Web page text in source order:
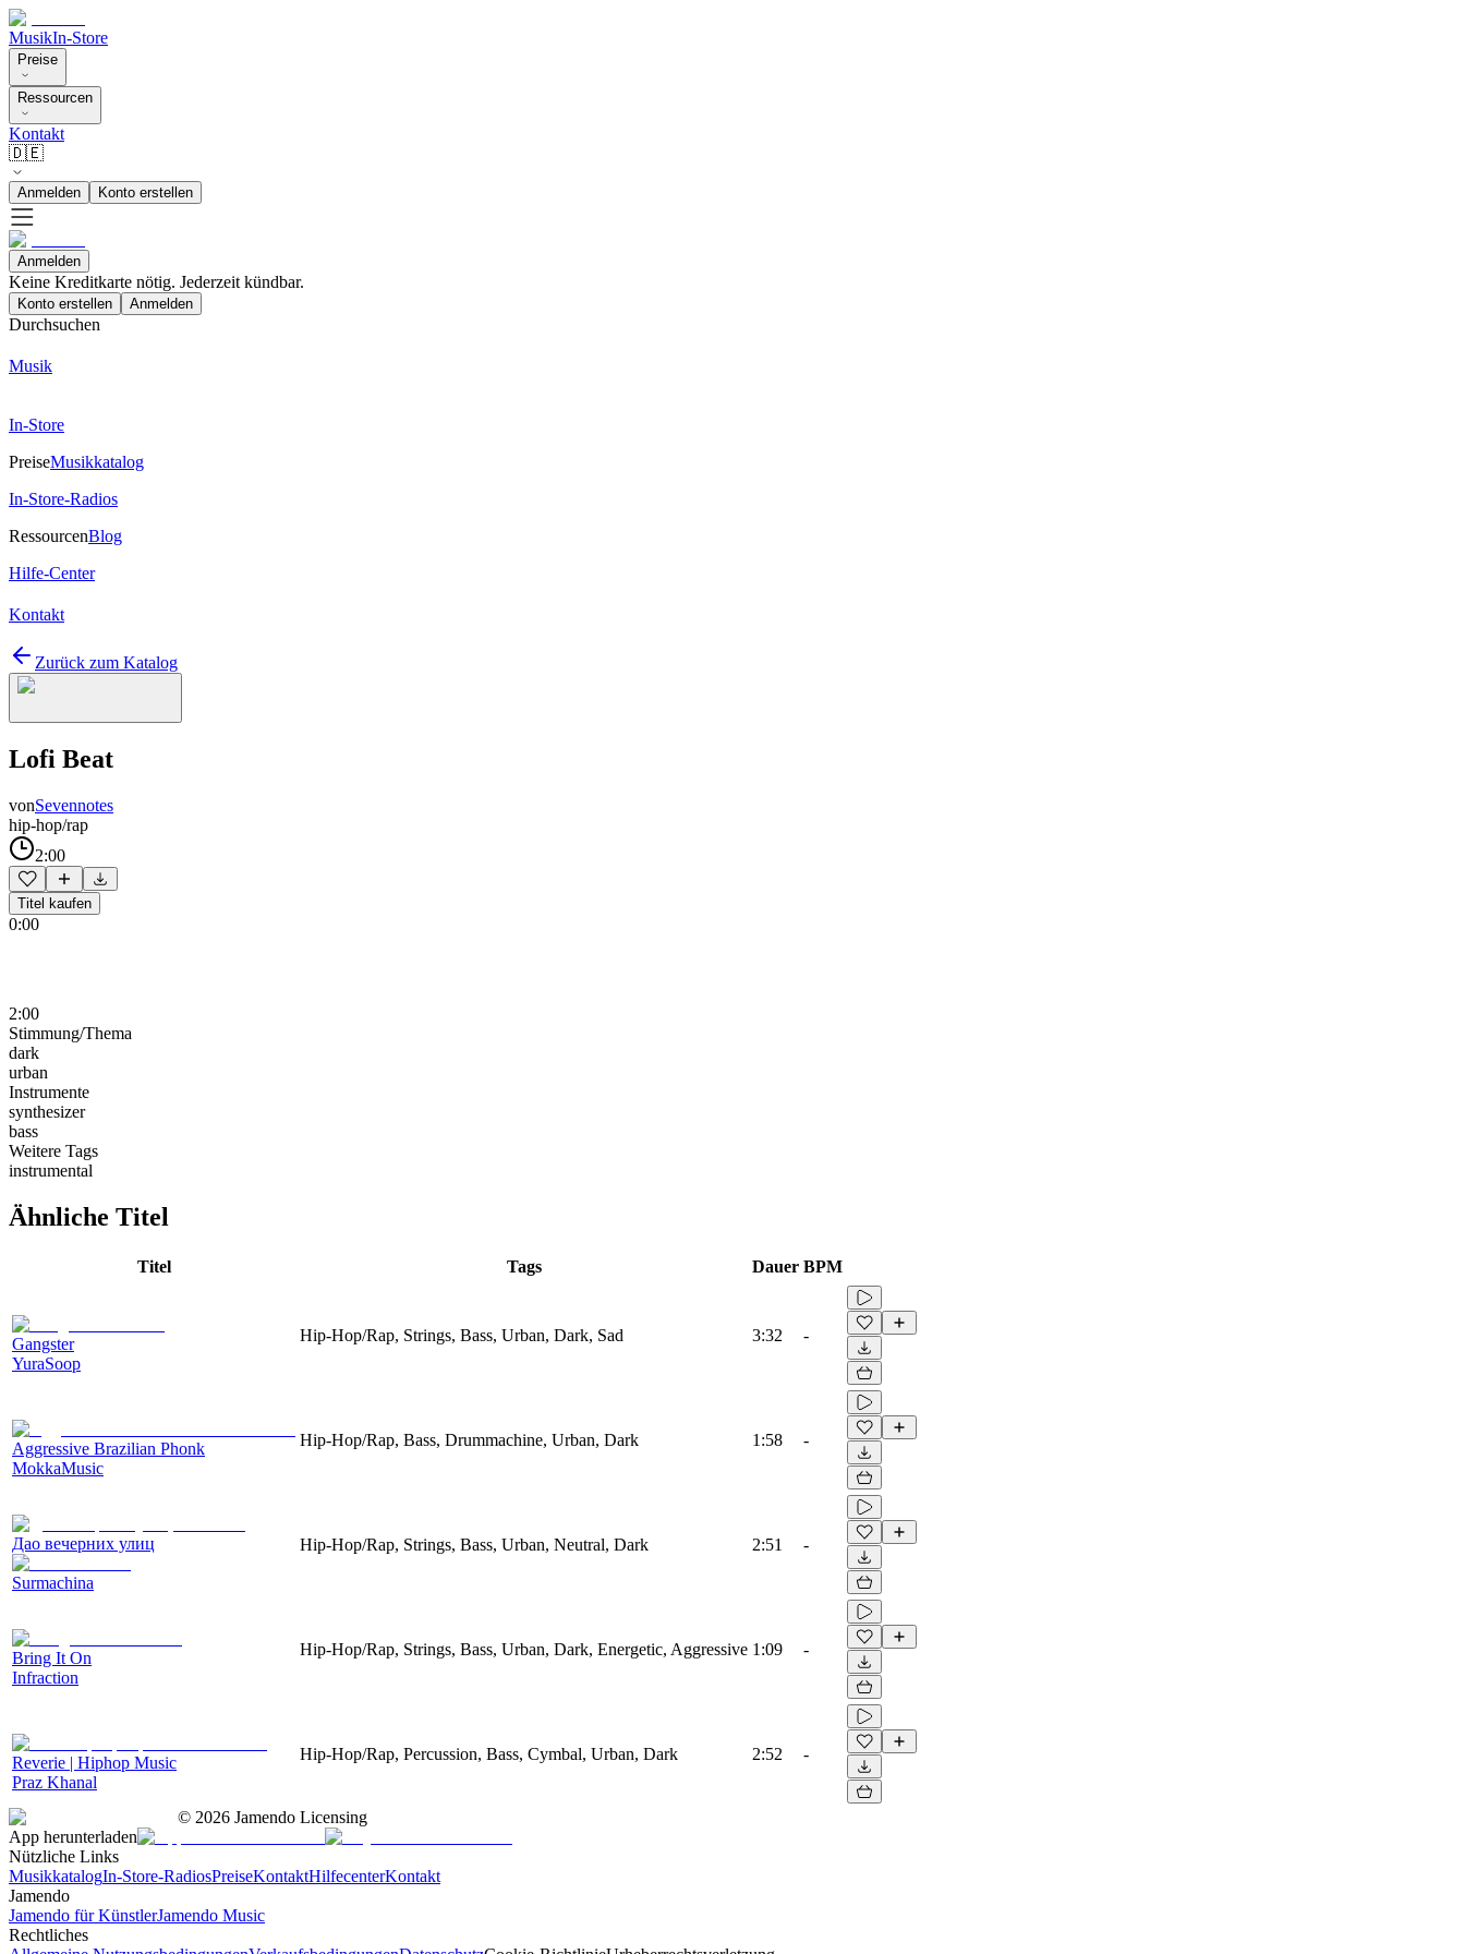
MusikIn-Store
Preise
Ressourcen
Kontakt
🇩🇪
Anmelden Konto erstellen
Anmelden
Keine Kreditkarte nötig. Jederzeit kündbar.
Konto erstellen Anmelden
Durchsuchen
Musik
In-Store
PreiseMusikkatalog
In-Store-Radios
RessourcenBlog
Hilfe-Center
Kontakt
Zurück zum Katalog
Lofi Beat
vonSevennotes
hip-hop/rap
2:00
Titel kaufen
0:00
2:00
Stimmung/Thema
dark
urban
Instrumente
synthesizer
bass
Weitere Tags
instrumental
Ähnliche Titel
Titel Tags Dauer BPM
Gangster
YuraSoop
Hip-Hop/Rap, Strings, Bass, Urban, Dark, Sad 3:32 -
Aggressive Brazilian Phonk
MokkaMusic
Hip-Hop/Rap, Bass, Drummachine, Urban, Dark 1:58 -
Дао вечерних улиц
Surmachina
Hip-Hop/Rap, Strings, Bass, Urban, Neutral, Dark 2:51 -
Bring It On
Infraction
Hip-Hop/Rap, Strings, Bass, Urban, Dark, Energetic, Aggressive 1:09 -
Reverie | Hiphop Music
Praz Khanal
Hip-Hop/Rap, Percussion, Bass, Cymbal, Urban, Dark 2:52 -
© 2026 Jamendo Licensing
App herunterladen
Nützliche Links
MusikkatalogIn-Store-RadiosPreiseKontaktHilfecenterKontakt
Jamendo
Jamendo für KünstlerJamendo Music
Rechtliches